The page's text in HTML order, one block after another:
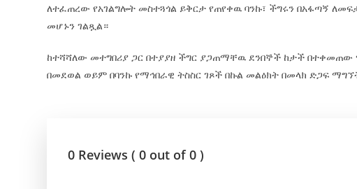
ለተፈጠረው የአገልግሎት መስተጓጎል ይቅርታ የጠየቀዉ ባንኩ፣ ችግሩን በአፋጣኝ
መሆኑን ገልጿል።
ከተሻሻለው መተግበሪያ ጋር በተያያዘ ችግር ያጋጠማቸዉ ደንበኞች ከታች በተቀመጠው
በመደወል ወይም በባንኩ የማኅበራዊ ትስስር ገጾች በኩል መልዕክት በመላክ ድጋፍ
0 Reviews ( 0 out of 0 )